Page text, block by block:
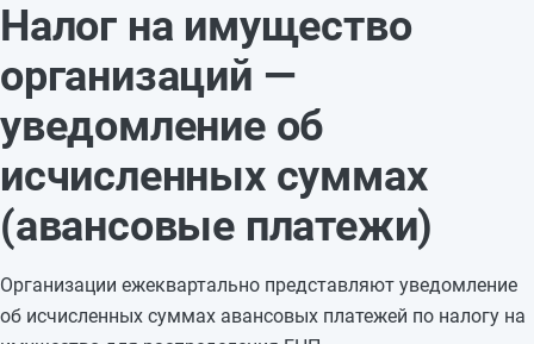
нотариуса
00:01
10 августа: важные документы, вступающие в силу сегодня
13:02
Важно
СФР переведёт обмен по пособиям в СЭДО на
платформу ГИС ЕЦП до 31 августа
Налог на имущество
организаций —
уведомление об
исчисленных суммах
(авансовые платежи)
Организации ежеквартально представляют уведомление
об исчисленных суммах авансовых платежей по налогу на